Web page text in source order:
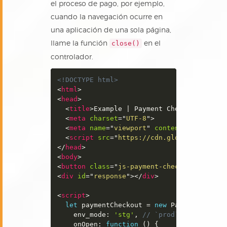
el proceso de pago, por ejemplo,
cuando la navegación ocurre en
una aplicación de una sola página,
llame la función
close()
en el
controlador.
<!DOCTYPE html>
<html >
<head>
<title>Example | Payment Checkout Js
<meta charset=" UTF-8 ">
<meta name="viewport " content
<script src=" https://
</ head>
<body>
<button class=" js-payment-checkout
<div id=" response "></div>
<script>
let paymentCheckout = new
    env_mode
: 'stg' ,
// `prod`, `stg`: to
    onOpen
: function ( )
{